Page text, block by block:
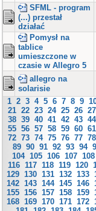
SFML - program
(...) przestał
działać
Pomysł na
tablice
umieszczone w
czasie w Allegro 5
allegro na
solarisie
1 2 3 4 5 6 7 8 9
21 22 23 24 25 26 27
38 39 40 41 42 43 44
55 56 57 58 59 60 61
72 73 74 75 76 77 78
89 90 91 92 93 94
104 105 106 107 108
116 117 118 119 120
129 130 131 132 133
142 143 144 145 146
155 156 157 158 159
168 169 170 171 172